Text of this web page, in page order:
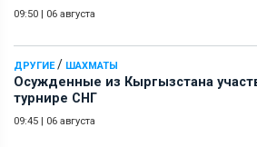
09:50 | 06 августа
ДРУГИЕ/ ШАХМАТЫ
Осужденные из Кыргызстана
турнире СНГ
09:45 | 06 августа